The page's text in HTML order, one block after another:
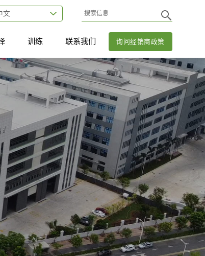
文
询问经销商政策
训练 联系我们